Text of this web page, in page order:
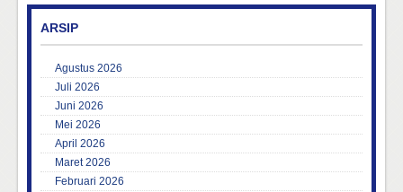
ARSIP
Agustus 2026
Juli 2026
Juni 2026
Mei 2026
April 2026
Maret 2026
Februari 2026